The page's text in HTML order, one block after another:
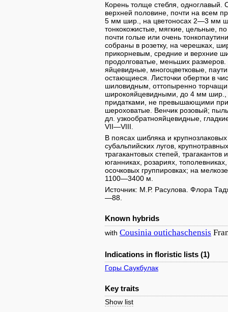
Корень толще стебля, одноглавый.
верхней половине, почти на всем
5 мм шир., на цветоносах 2—3 мм
тонкокожистые, мягкие, цельные,
почти голые или очень
собраны в розетку, на черешках,
прикорневым, средние и верхние
продолговатые, меньших
яйцевидные, многоцветковые,
остающиеся. Листочки обертки в
шиловидным, оттопыренно
широкояйцевидными, до 4 мм шир.,
придатками, не превышающими
шероховатые. Венчик розовый;
дл. узкообратнояйцевидные,
VII—VIII.
В поясах шибляка и
субальпийских лугов,
трагакантовых степей,
юганниках, розариях,
осочковых группировках; на
1100—3400 м.
Источник: М.Р. Расулова. Флора
—88.
Known hybrids
with Cousinia outichaschensis
Indications in floristic lists (1)
Горы Саукбулак
Key traits
Show list